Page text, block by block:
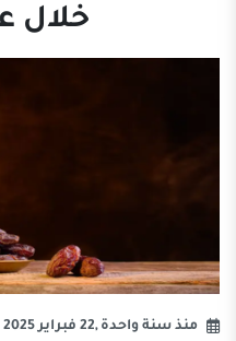
خلال
منذ سنة واحدة ,22 فبراير 2025